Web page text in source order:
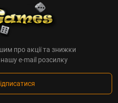
про акції та знижки
e-mail розсилку